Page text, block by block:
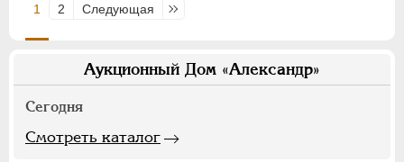
1 2 Следующая Последняя
Аукционный Дом «Александр»
Сегодня
Смотреть каталог